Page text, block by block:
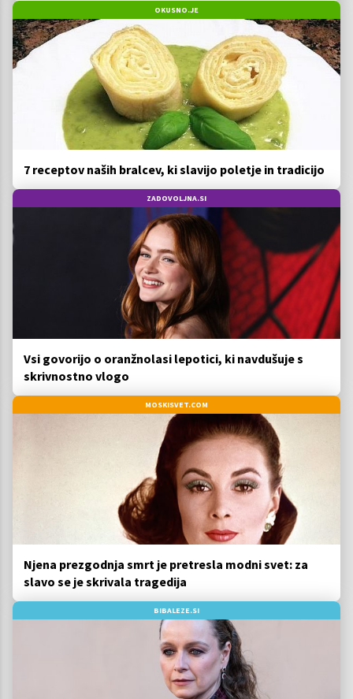
OKUSNO.JE
7 receptov naših bralcev, ki slavijo poletje in tradicijo
ZADOVOLJNA.SI
Vsi govorijo o oranžnolasi lepotici, ki navdušuje s
skrivnostno vlogo
MOSKISVET.COM
Njena prezgodnja smrt je pretresla modni svet: za
slavo se je skrivala tragedija
BIBALEZE.SI